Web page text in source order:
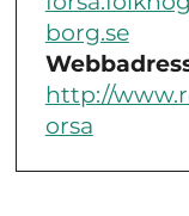
borg.se
http://
orsa